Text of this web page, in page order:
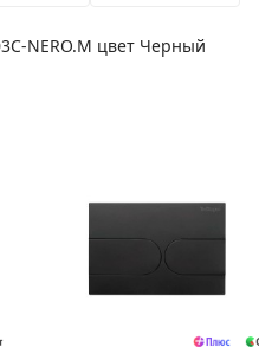
NERO.M цвет Черный